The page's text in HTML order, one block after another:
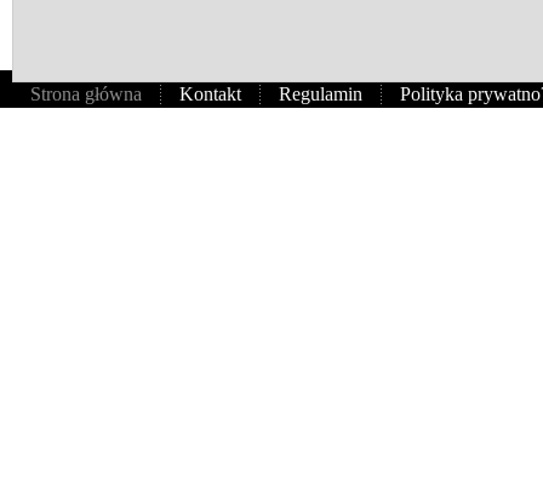
Strona główna Kontakt Regulamin Polityka